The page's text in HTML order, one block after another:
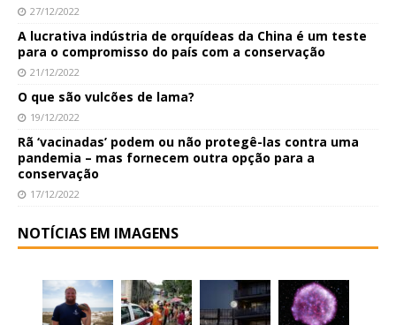
27/12/2022
A lucrativa indústria de orquídeas da China é um teste
para o compromisso do país com a conservação
21/12/2022
O que são vulcões de lama?
19/12/2022
Rã ‘vacinadas’ podem ou não protegê-las contra uma
pandemia – mas fornecem outra opção para a
conservação
17/12/2022
NOTÍCIAS EM IMAGENS